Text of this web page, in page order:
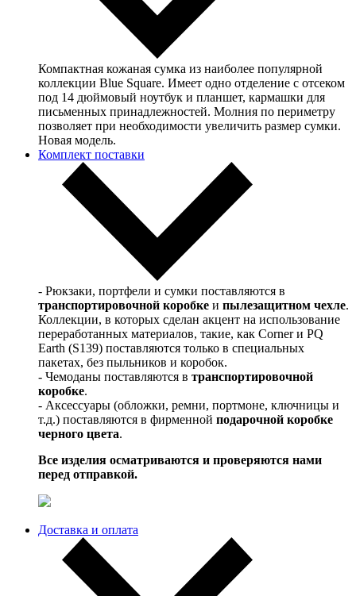
Компактная кожаная сумка из наиболее популярной
коллекции Blue Square. Имеет одно отделение с отсеком
под 14 дюймовый ноутбук и планшет, кармашки для
письменных принадлежностей. Молния по периметру
позволяет при необходимости увеличить размер сумки.
Новая модель.
Комплект поставки
- Рюкзаки, портфели и сумки поставляются в
транспортировочной коробке и пылезащитном чехле.
Коллекции, в которых сделан акцент на использование
переработанных материалов, такие, как Corner и PQ
Earth (S139) поставляются только в специальных
пакетах, без пыльников и коробок.
- Чемоданы поставляются в транспортировочной
коробке.
- Аксессуары (обложки, ремни, портмоне, ключницы и
т.д.) поставляются в фирменной подарочной коробке
черного цвета.
Все изделия осматриваются и проверяются нами
перед отправкой.
Доставка и оплата